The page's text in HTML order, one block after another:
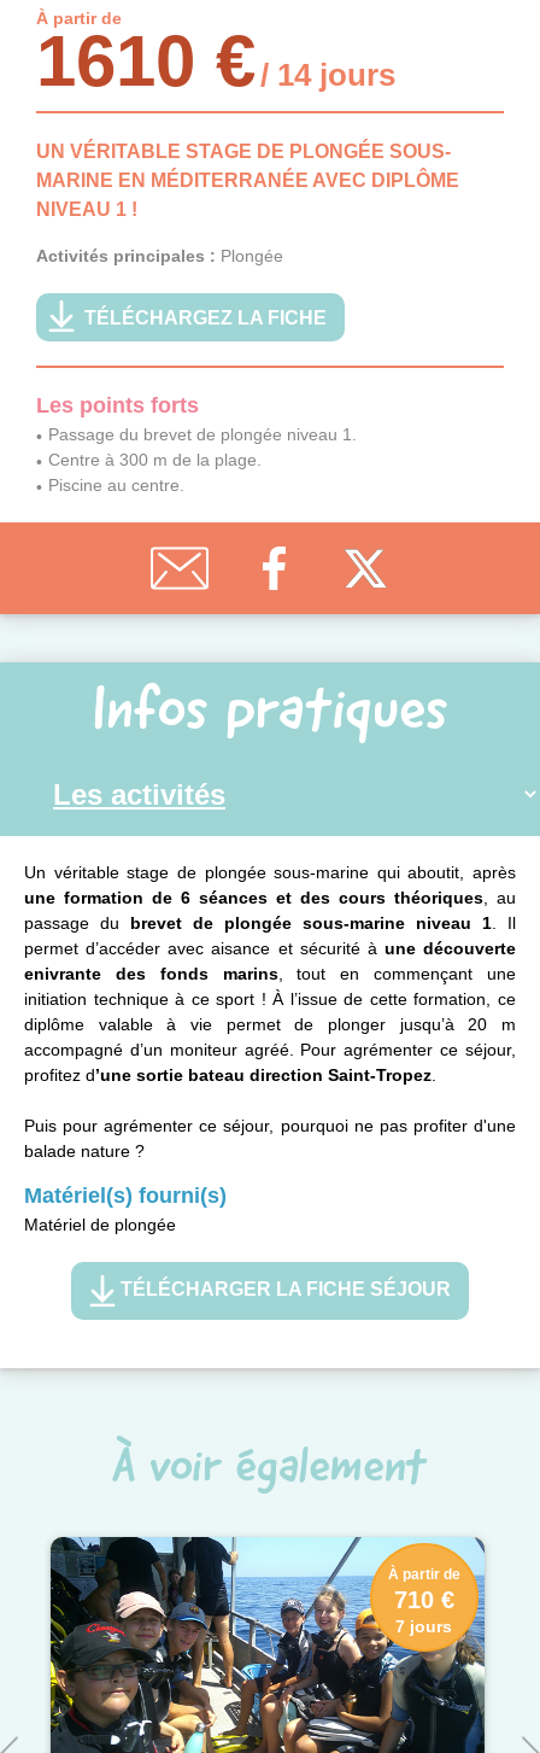
À partir de
1610 €/ 14 jours
UN VÉRITABLE STAGE DE PLONGÉE SOUS-
MARINE EN MÉDITERRANÉE AVEC DIPLÔME
NIVEAU 1 !
Activités principales : Plongée
TÉLÉCHARGEZ LA FICHE
Les points forts
Passage du brevet de plongée niveau 1.
Centre à 300 m de la plage.
Piscine au centre.
Infos pratiques
Un véritable stage de plongée sous-marine qui aboutit, après
une formation de 6 séances et des cours théoriques, au
passage du brevet de plongée sous-marine niveau 1. Il
permet d’accéder avec aisance et sécurité à une découverte
enivrante des fonds marins, tout en commençant une
initiation technique à ce sport ! À l’issue de cette formation, ce
diplôme valable à vie permet de plonger jusqu’à 20 m
accompagné d’un moniteur agréé. Pour agrémenter ce séjour,
profitez d’une sortie bateau direction Saint-Tropez.
Puis pour agrémenter ce séjour, pourquoi ne pas profiter d'une
balade nature ?
Matériel(s) fourni(s)
Matériel de plongée
TÉLÉCHARGER LA FICHE SÉJOUR
À voir également
À partir de
710 €
7 jours